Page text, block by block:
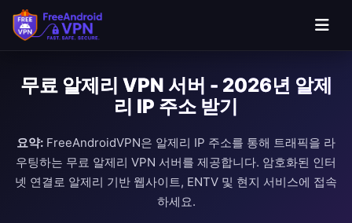
무료 알제리 VPN 서버 - 2026년 알제
리 IP 주소 받기
요약: FreeAndroidVPN은 알제리 IP 주소를 통해 트래픽을 라
우팅하는 무료 알제리 VPN 서버를 제공합니다. 암호화된 인터
넷 연결로 알제리 기반 웹사이트, ENTV 및 현지 서비스에 접속
하세요.